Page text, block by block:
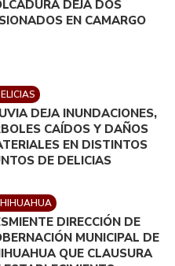
DEJA DOS
EN CAMARGO
DEJA INUNDACIONES,
CAÍDOS Y DAÑOS
EN DISTINTOS
DE DELICIAS
DIRECCIÓN DE
MUNICIPAL DE
QUE CLAUSURA